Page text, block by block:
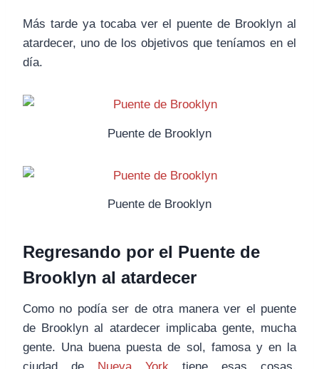
Más tarde ya tocaba ver el puente de Brooklyn al
atardecer, uno de los objetivos que teníamos en el
día.
Puente de Brooklyn
Puente de Brooklyn
Regresando por el Puente de
Brooklyn al atardecer
Como no podía ser de otra manera ver el puente
de Brooklyn al atardecer implicaba gente, mucha
gente. Una buena puesta de sol, famosa y en la